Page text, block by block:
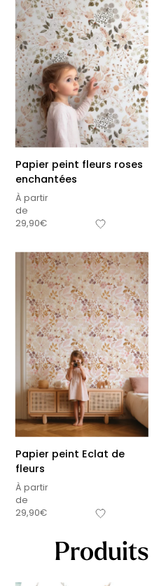
Papier peint fleurs roses
enchantées
À partir
de
29,90€
Papier peint Eclat de
fleurs
À partir
de
29,90€